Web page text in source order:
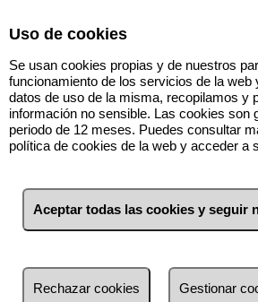
Volver
Uso de cookies
Se usan cookies propias y de nuestros
funcionamiento de los servicios de la web
datos de uso de la misma, recopilamos y
información no sensible. Las cookies son
periodo de 12 meses. Puedes consultar
política de cookies de la web y acceder a
Aceptar todas las cookies y seguir
Rechazar cookies Gestionar